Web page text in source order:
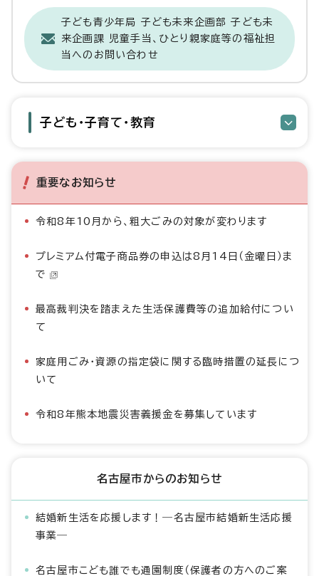
子ども青少年局 子ども未来企画部 子ども未
来企画課 児童手当、ひとり親家庭等の福祉担
当へのお問い合わせ
子ども・子育て・教育
重要なお知らせ
令和8年10月から、粗大ごみの対象が変わります
プレミアム付電子商品券の申込は8月14日（金曜日）ま
で
最高裁判決を踏まえた生活保護費等の追加給付につい
て
家庭用ごみ・資源の指定袋に関する臨時措置の延長につ
いて
令和8年熊本地震災害義援金を募集しています
名古屋市からのお知らせ
結婚新生活を応援します！―名古屋市結婚新生活応援
事業―
名古屋市こども誰でも通園制度（保護者の方へのご案